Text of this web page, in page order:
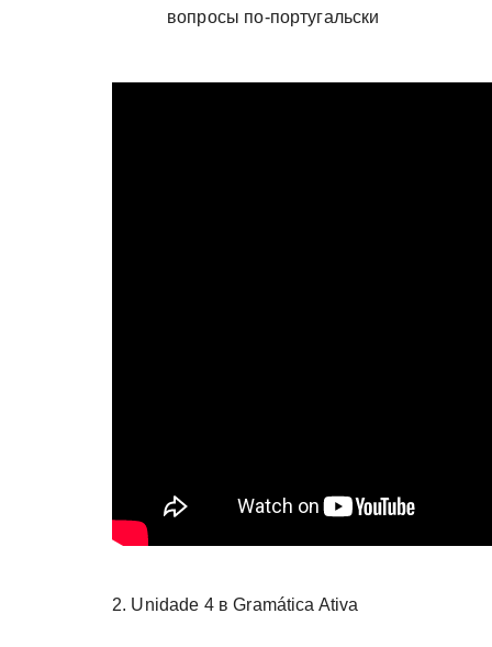
вопросы по-португальски
2. Unidade 4 в Gramática Ativa